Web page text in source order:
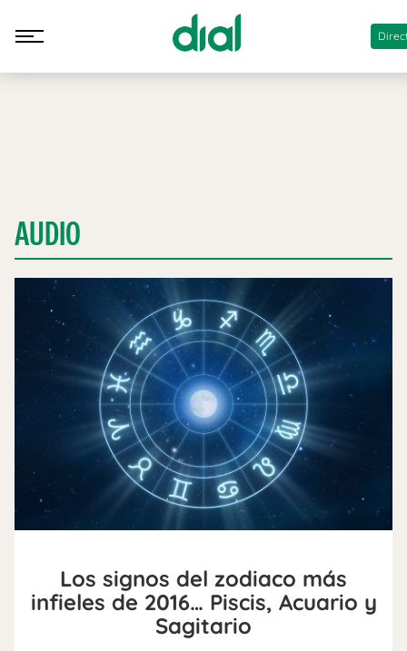
AUDIO
Los signos del zodiaco más
infieles de 2016… Piscis, Acuario y
Sagitario